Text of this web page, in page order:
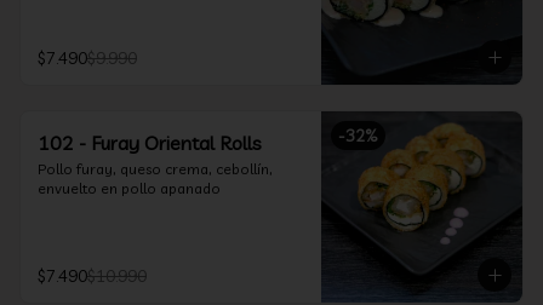
$7.490$9.990
-32%
102 - Furay Oriental Rolls
Pollo furay, queso crema, cebollín,
envuelto en pollo apanado
$7.490$10.990